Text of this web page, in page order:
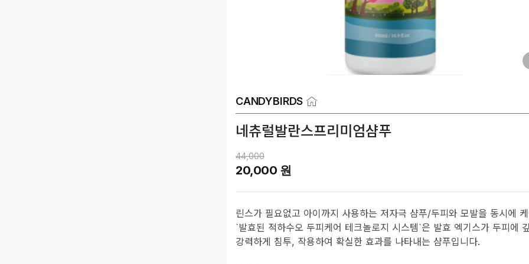
CANDYBIRDS
네츄럴발란스프리미엄샴푸
44,000
20,000 원
린스가 필요없고 아이까지 사용하는 저자극 샴푸/두피와 모발을 동시에
`발효된 적하수오 두피케어 테크놀로지 시스템`은 발효 엑기스가 두피에
강력하게 침투, 작용하여 확실한 효과를 나타내는 샴푸입니다.